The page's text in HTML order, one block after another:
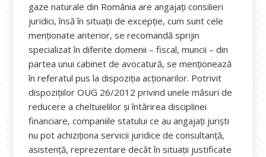
gaze naturale din România are angajați consilieri
juridici, însă în situații de excepție, cum sunt cele
menționate anterior, se recomandă sprijin
specializat în diferite domenii – fiscal, muncii – din
partea unui cabinet de avocatură, se menționează
în referatul pus la dispoziția acționarilor. Potrivit
dispozițiilor OUG 26/2012 privind unele măsuri de
reducere a cheltuielilor și întărirea disciplinei
financiare, companiile statului ce au angajați juriști
nu pot achiziționa servicii juridice de consultanță,
asistență, reprezentare decât în situații justificate